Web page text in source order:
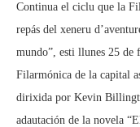
Continua el ciclu que la
repás del xeneru
mundo”, esti llunes 25 de
Filarmónica de la capital
dirixida por Kevin
adautación de la novela